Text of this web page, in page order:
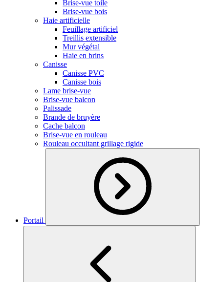
Brise-vue toile
Brise-vue bois
Haie artificielle
Feuillage artificiel
Treillis extensible
Mur végétal
Haie en brins
Canisse
Canisse PVC
Canisse bois
Lame brise-vue
Brise-vue balcon
Palissade
Brande de bruyère
Cache balcon
Brise-vue en rouleau
Rouleau occultant grillage rigide
Portail